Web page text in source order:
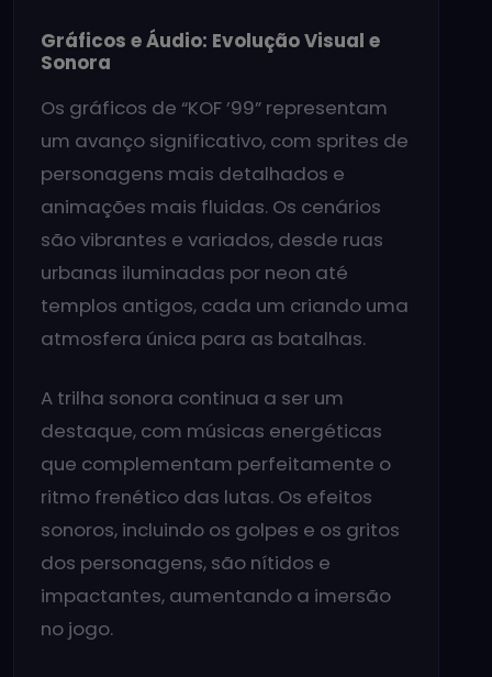
Gráficos e Áudio: Evolução Visual e
Sonora
Os gráficos de “KOF ’99” representam
um avanço significativo, com sprites de
personagens mais detalhados e
animações mais fluidas. Os cenários
são vibrantes e variados, desde ruas
urbanas iluminadas por neon até
templos antigos, cada um criando uma
atmosfera única para as batalhas.
A trilha sonora continua a ser um
destaque, com músicas energéticas
que complementam perfeitamente o
ritmo frenético das lutas. Os efeitos
sonoros, incluindo os golpes e os gritos
dos personagens, são nítidos e
impactantes, aumentando a imersão
no jogo.